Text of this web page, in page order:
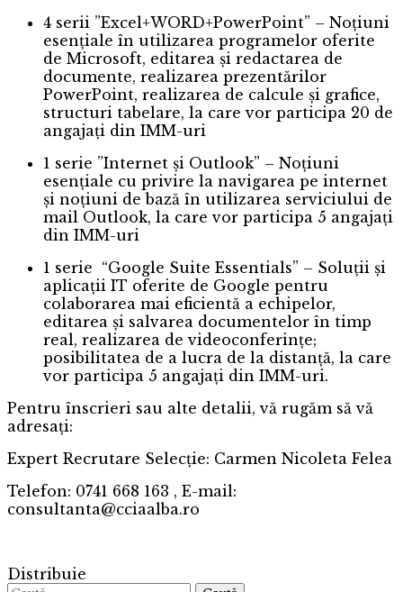
4 serii ”Excel+WORD+PowerPoint” – Noțiuni
esențiale în utilizarea programelor oferite
de Microsoft, editarea și redactarea de
documente, realizarea prezentărilor
PowerPoint, realizarea de calcule și grafice,
structuri tabelare, la care vor participa 20 de
angajați din IMM-uri
1 serie ”Internet și Outlook” – Noțiuni
esențiale cu privire la navigarea pe internet
și noțiuni de bază în utilizarea serviciului de
mail Outlook, la care vor participa 5 angajați
din IMM-uri
1 serie “Google Suite Essentials” – Soluții și
aplicații IT oferite de Google pentru
colaborarea mai eficientă a echipelor,
editarea și salvarea documentelor în timp
real, realizarea de videoconferințe;
posibilitatea de a lucra de la distanță, la care
vor participa 5 angajați din IMM-uri.
Pentru înscrieri sau alte detalii, vă rugăm să vă
adresați:
Expert Recrutare Selecție: Carmen Nicoleta Felea
Telefon: 0741 668 163 , E-mail:
consultanta@cciaalba.ro
Distribuie